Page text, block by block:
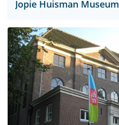
Jopie Huisman Museum